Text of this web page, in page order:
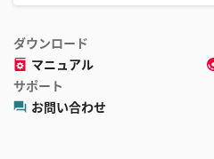
ダウンロード
マニュアル
サポート
お問い合わせ